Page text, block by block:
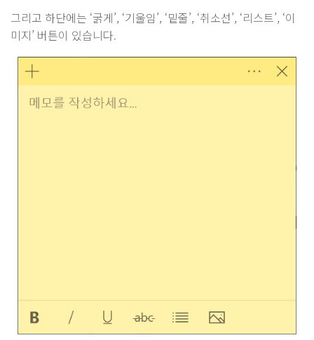
그리고 하단에는 ‘굵게’, ‘기울임’, ‘밑줄’, ‘취소선’, ‘리스트’, ‘이
미지’ 버튼이 있습니다.